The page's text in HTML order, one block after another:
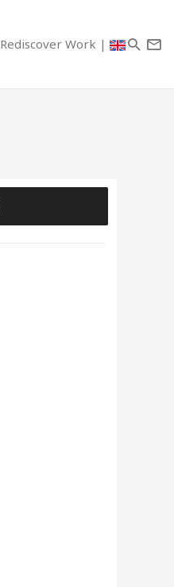
Rediscover Work